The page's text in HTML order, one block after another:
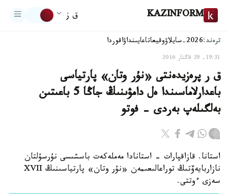
KAZINFORM ق ز
ترەند:2026-سايلاۋ وقيعاتاعايىنداۋاقوردا
19:31, 29 قاڭتار 2016
ق ر پرەزيدەنتى «نۇر وتان» پارتياسى
باعدارلاماسىندا ەل دامۋىنىڭ جاڭا 5 باعىتىن
بەلگىلەپ بەردى - فوتو
استانا. قازاقپارات - استانادا مەملەكەت باسشىسى نۇرسۇلتان
نازاربايەۆتىڭ توراعالىعىمەن «نۇر وتان» پارتياسىنىڭ XVII
سەزى ءوتتى.